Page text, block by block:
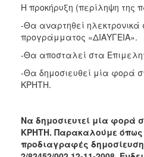
Η προκήρυξη (περίληψη της
-Θα αναρτηθεί ηλεκτρονικά
προγράμματος «ΔΙΑΥΓΕΙΑ».
-Θα αποσταλεί στα
-Θα δημοσιευθεί μία φορά
ΚΡΗΤΗ.
Να δημοσιευτεί μία φορά
ΚΡΗΤΗ. Παρακαλούμε όπως
προδιαγραφές